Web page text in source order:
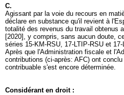
C.
Agissant par la voie du recours en
déclare en substance qu'il revient à
totalité des revenus du travail obtenus
[2020], y compris, sans aucun doute,
séries 15-KM-RSU, 17-LTIP-RSU et
Après que l'Administration fiscale et
contributions (ci-après: AFC) ont
contribuable s'est encore déterminée.
Considérant en droit :